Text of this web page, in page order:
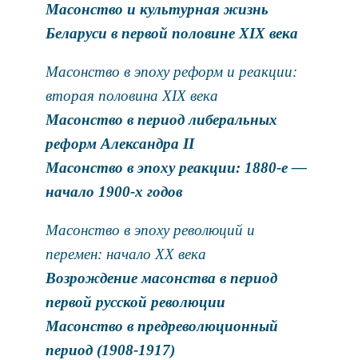
Масонство и культурная жизнь
Беларуси в первой половине XIX века
Масонство в эпоху реформ и реакции:
вторая половина XIX века
Масонство в период либеральных
реформ Александра II
Масонство в эпоху реакции: 1880-е —
начало 1900-х годов
Масонство в эпоху революций и
перемен: начало XX века
Возрождение масонства в период
первой русской революции
Масонство в предреволюционный
период (1908-1917)